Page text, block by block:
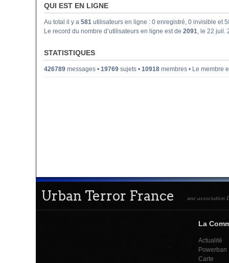
QUI EST EN LIGNE
Au total il y a 581 utilisateurs en ligne : 0 enregistré, 0 invisible et
Le record du nombre d’utilisateurs en ligne est de 2091, le 22 juil.
STATISTIQUES
426789 messages • 19769 sujets • 10918 membres • Le membre
Urban Terror France une association
La
Actualité
Powerban
Carte